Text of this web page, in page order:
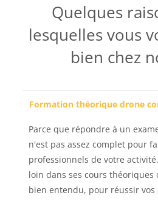
Quelques
lesquelles vous
bien chez
Formation théorique drone
Parce que répondre à un
n'est pas assez complet pour
professionnels de votre activité.
loin dans ses cours théoriques
bien entendu, pour réussir vos